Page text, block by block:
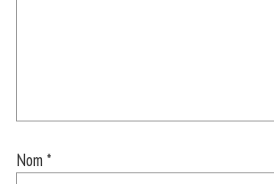
Nom *